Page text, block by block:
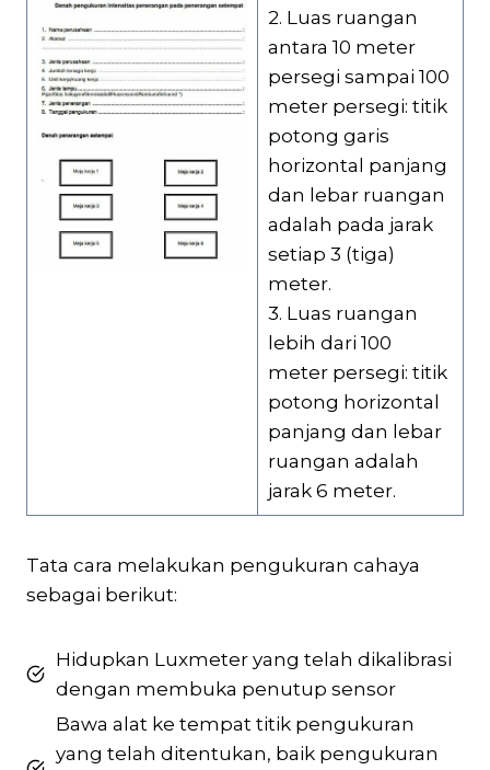
2. Luas ruangan
antara 10 meter
persegi sampai 100
meter persegi: titik
potong garis
horizontal panjang
dan lebar ruangan
adalah pada jarak
setiap 3 (tiga)
meter.
3. Luas ruangan
lebih dari 100
meter persegi: titik
potong horizontal
panjang dan lebar
ruangan adalah
jarak 6 meter.
Tata cara melakukan pengukuran cahaya
sebagai berikut:
Hidupkan Luxmeter yang telah dikalibrasi
dengan membuka penutup sensor
Bawa alat ke tempat titik pengukuran
yang telah ditentukan, baik pengukuran